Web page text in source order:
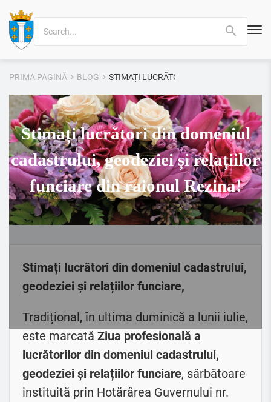
Search
for:
PRIMA PAGINĂ BLOG STIMAȚI LUCRĂTORI DIN DOMENIUL
Stimați lucrători din domeniul
cadastrului, geodeziei și relațiilor
funciare din raionul Rezina!
Stimați lucrători din domeniul cadastrului,
geodeziei și relațiilor funciare,
Tradițional, în ultima duminică a lunii iulie,
este marcatăZiua profesională a
lucrătorilor din domeniul cadastrului,
geodeziei și relațiilor funciare, sărbătoare
instituită prin Hotărârea Guvernului nr.